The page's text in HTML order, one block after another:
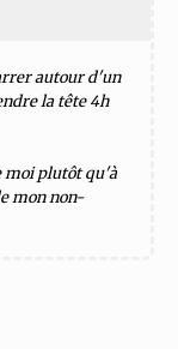
autour d'un
la tête 4h
moi plutôt qu'à
mon non-